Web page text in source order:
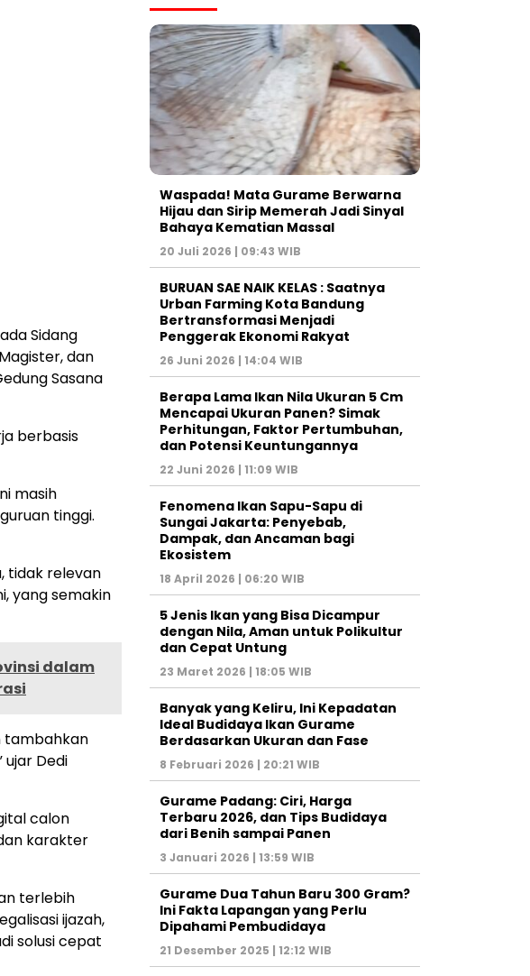
Sidang
dan
Sasana
berbasis
masih
tinggi.
tidak relevan
yang semakin
dalam
tambahkan
ujar Dedi
calon
karakter
terlebih
ijazah,
solusi cepat
Waspada! Mata Gurame Berwarna
Hijau dan Sirip Memerah Jadi Sinyal
Bahaya Kematian Massal
20 Juli 2026 | 09:43 WIB
BURUAN SAE NAIK KELAS : Saatnya
Urban Farming Kota Bandung
Bertransformasi Menjadi
Penggerak Ekonomi Rakyat
26 Juni 2026 | 14:04 WIB
Berapa Lama Ikan Nila Ukuran 5 Cm
Mencapai Ukuran Panen? Simak
Perhitungan, Faktor Pertumbuhan,
dan Potensi Keuntungannya
22 Juni 2026 | 11:09 WIB
Fenomena Ikan Sapu-Sapu di
Sungai Jakarta: Penyebab,
Dampak, dan Ancaman bagi
Ekosistem
18 April 2026 | 06:20 WIB
5 Jenis Ikan yang Bisa Dicampur
dengan Nila, Aman untuk Polikultur
dan Cepat Untung
23 Maret 2026 | 18:05 WIB
Banyak yang Keliru, Ini Kepadatan
Ideal Budidaya Ikan Gurame
Berdasarkan Ukuran dan Fase
8 Februari 2026 | 20:21 WIB
Gurame Padang: Ciri, Harga
Terbaru 2026, dan Tips Budidaya
dari Benih sampai Panen
3 Januari 2026 | 13:59 WIB
Gurame Dua Tahun Baru 300 Gram?
Ini Fakta Lapangan yang Perlu
Dipahami Pembudidaya
21 Desember 2025 | 12:12 WIB